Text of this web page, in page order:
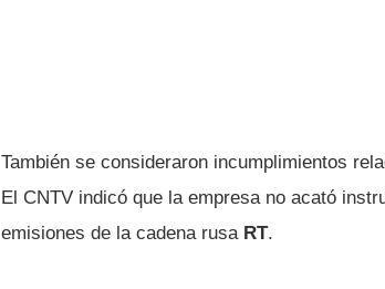
También se consideraron incumplimientos
El CNTV indicó que la empresa no acató
emisiones de la cadena rusa RT.